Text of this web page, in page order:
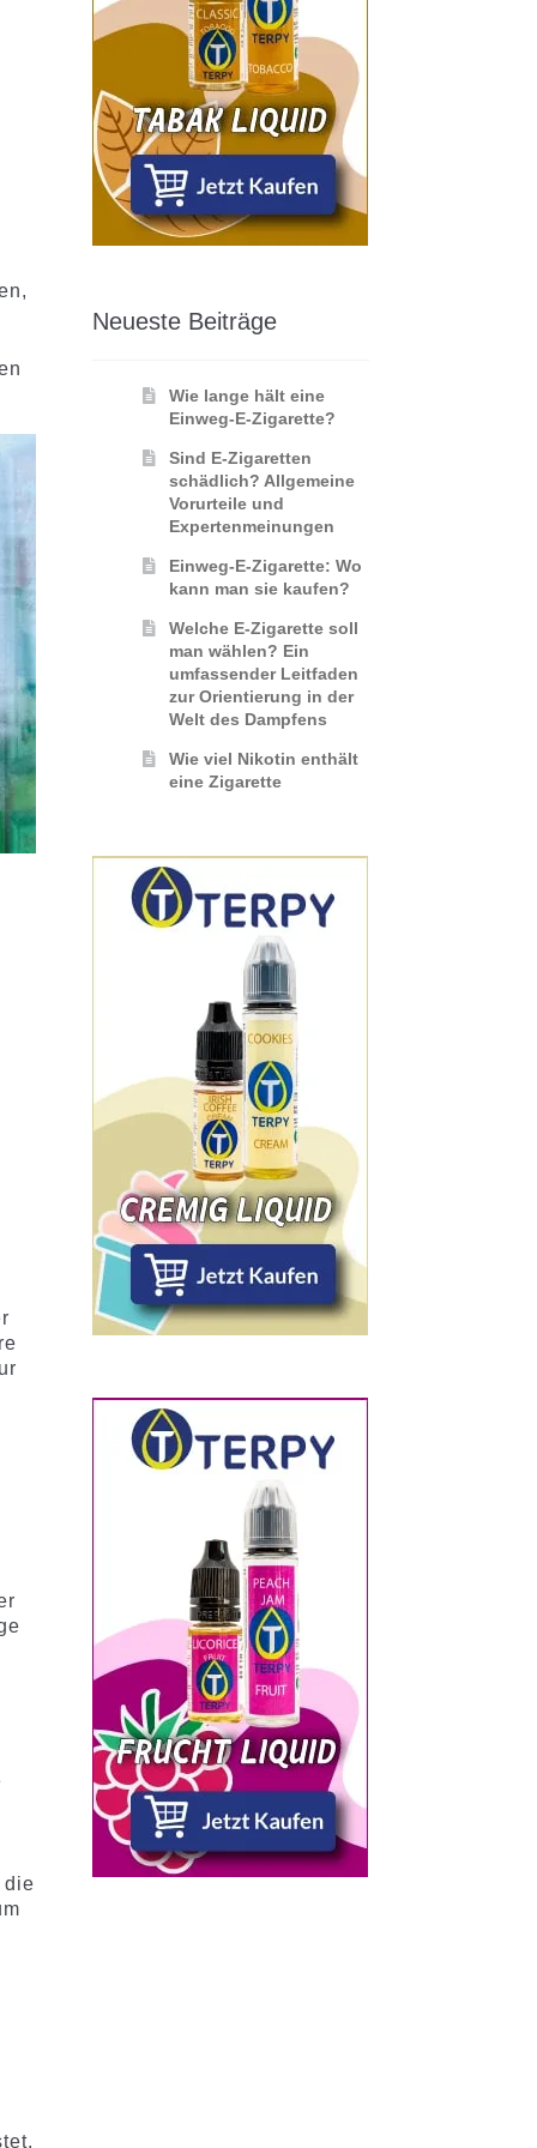
die
Neueste Beiträge
Wie lange hält eine
Einweg-E-Zigarette?
Sind E-Zigaretten
schädlich? Allgemeine
Vorurteile und
Expertenmeinungen
Einweg-E-Zigarette: Wo
kann man sie kaufen?
Welche E-Zigarette soll
man wählen? Ein
umfassender Leitfaden
zur Orientierung in der
Welt des Dampfens
Wie viel Nikotin enthält
eine Zigarette